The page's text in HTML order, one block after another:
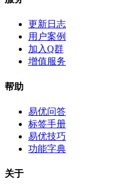
更新日志
用户案例
加入Q群
增值服务
帮助
易优问答
标签手册
易优技巧
功能字典
关于